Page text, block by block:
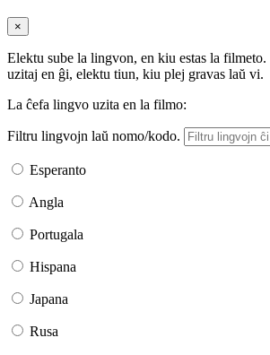
×
Elektu sube la lingvon, en kiu estas la
uzitaj en ĝi, elektu tiun, kiu plej gravas laŭ vi.
La ĉefa lingvo uzita en la filmo:
Filtru lingvojn laŭ nomo/kodo.
Esperanto
Angla
Portugala
Hispana
Japana
Rusa